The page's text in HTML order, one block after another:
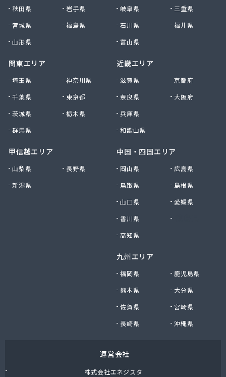
秋田県
岩手県
宮城県
福島県
山形県
関東エリア
埼玉県
神奈川県
千葉県
東京都
茨城県
栃木県
群馬県
甲信越エリア
山梨県
長野県
新潟県
岐阜県
三重県
石川県
福井県
富山県
近畿エリア
滋賀県
京都府
奈良県
大阪府
兵庫県
和歌山県
中国・四国エリア
岡山県
広島県
鳥取県
島根県
山口県
愛媛県
香川県
高知県
九州エリア
福岡県
鹿児島県
熊本県
大分県
佐賀県
宮崎県
長崎県
沖縄県
運営会社
株式会社エネジスタ